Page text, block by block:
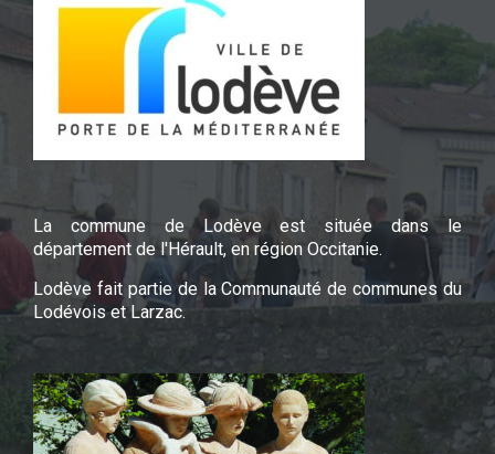
La commune de Lodève est située dans le
département de l'Hérault, en région Occitanie.
Lodève fait partie de la Communauté de communes du
Lodévois et Larzac.